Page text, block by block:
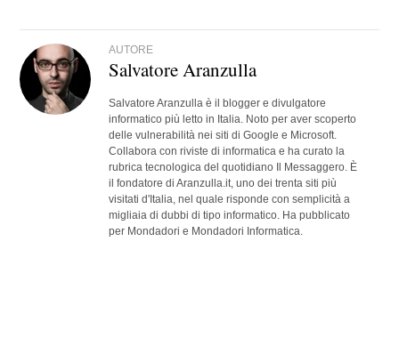
AUTORE
Salvatore Aranzulla
Salvatore Aranzulla è il blogger e divulgatore
informatico più letto in Italia. Noto per aver scoperto
delle vulnerabilità nei siti di Google e Microsoft.
Collabora con riviste di informatica e ha curato la
rubrica tecnologica del quotidiano Il Messaggero. È
il fondatore di Aranzulla.it, uno dei trenta siti più
visitati d'Italia, nel quale risponde con semplicità a
migliaia di dubbi di tipo informatico. Ha pubblicato
per Mondadori e Mondadori Informatica.